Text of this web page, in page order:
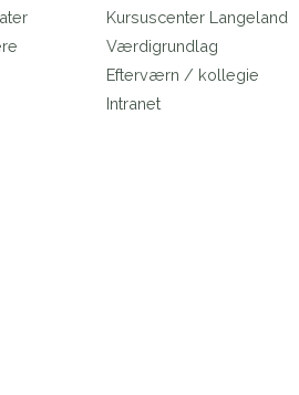
Kursuscenter Langeland
Værdigrundlag
Efterværn / kollegie
Intranet